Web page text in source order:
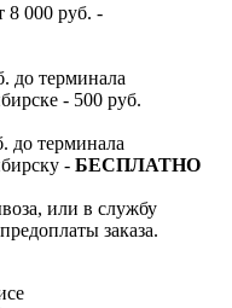
8 000 руб. -
до терминала
- 500 руб.
до терминала
- БЕСПЛАТНО
или в службу
заказа.